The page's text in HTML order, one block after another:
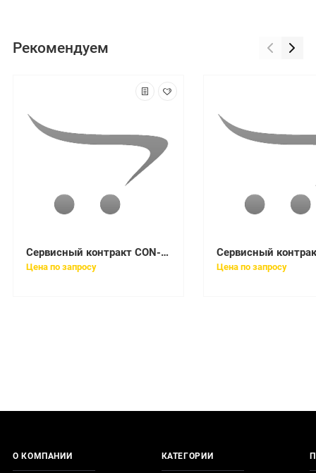
Рекомендуем
Сервисный контракт CON-SNT-WSC248SL
Цена по запросу Цена по запросу
О КОМПАНИИ КАТЕГОРИИ